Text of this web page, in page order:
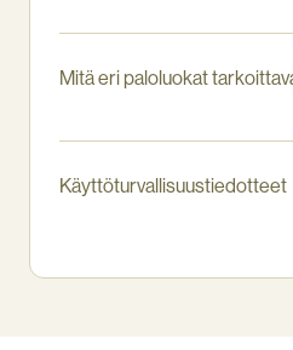
Mitä eri paloluokat
Käyttöturvallisuustiedotteet